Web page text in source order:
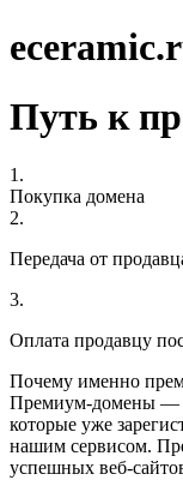
Путь к
1.
Покупка домена
2.
Передача от
3.
Оплата продавцу
Почему именно
Премиум-домены —
которые уже
нашим сервисом.
успешных веб-